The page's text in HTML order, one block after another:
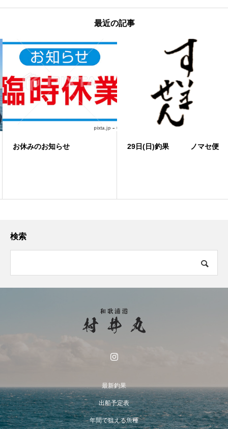
最近の記事
お休みのお知らせ 29日(日)釣果 ノマセ便
検索
最新釣果
出船予定表
年間で狙える魚種